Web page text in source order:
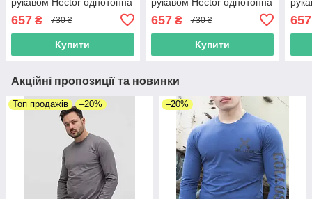
657 ₴ 730 ₴
Купити
круглим коміром
657₴ 730 ₴
Купити
657
Акційні пропозиції та новинки
Топ продажів –20% –20%